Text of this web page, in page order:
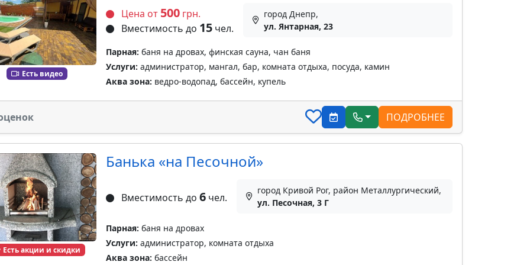
Есть видео
Цена от 500грн.
Вместимость до 15чел.
город Днепр,
ул. Янтарная, 23
Парная: баня на дровах, финская сауна, чан баня
Услуги: администратор, мангал, бар, комната отдыха, посуда, камин
Аква зона: ведро-водопад, бассейн, купель
ПОДРОБНЕЕ
Есть акции и скидки
Банька «на Песочной»
Вместимость до 6чел.
город Кривой Рог, район Металлургический,
ул. Песочная, 3 Г
Парная: баня на дровах
Услуги: администратор, комната отдыха
Аква зона: бассейн